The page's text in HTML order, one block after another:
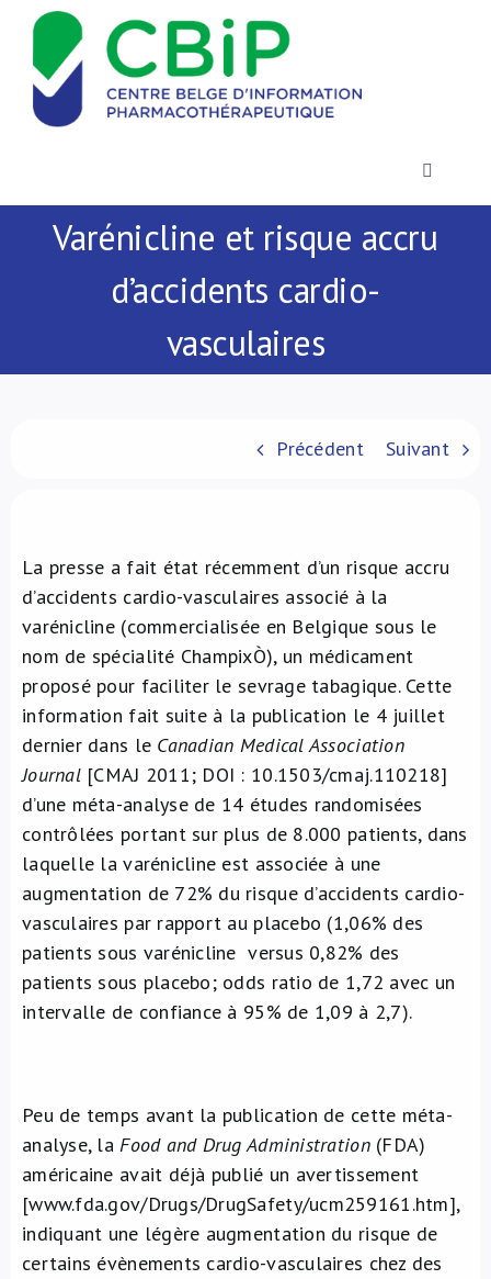
Passer
contenu
Toggle
Actualités
Publications
Formations
NL
Varénicline et risque accru
d’accidents cardio-
vasculaires
Précédent Suivant
La presse a fait état récemment d’un risque accru
d’accidents cardio-vasculaires associé à la
varénicline (commercialisée en Belgique sous le
nom de spécialité ChampixÒ), un médicament
proposé pour faciliter le sevrage tabagique. Cette
information fait suite à la publication le 4 juillet
dernier dans le Canadian Medical Association
Journal[CMAJ 2011; DOI : 10.1503/cmaj.110218]
d’une méta-analyse de 14 études randomisées
contrôlées portant sur plus de 8.000 patients, dans
laquelle la varénicline est associée à une
augmentation de 72% du risque d’accidents cardio-
vasculaires par rapport au placebo (1,06% des
patients sous varénicline versus 0,82% des
patients sous placebo; odds ratio de 1,72 avec un
intervalle de confiance à 95% de 1,09 à 2,7).
Peu de temps avant la publication de cette méta-
analyse, laFood and Drug Administration (FDA)
américaine avait déjà publié un avertissement
[www.fda.gov/Drugs/DrugSafety/ucm259161.htm],
indiquant une légère augmentation du risque de
certains évènements cardio-vasculaires chez des